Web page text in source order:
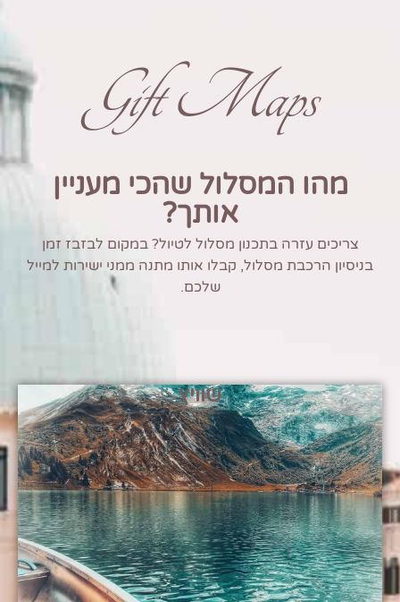
Gift Maps
מהו המסלול שהכי מעניין
אותך?
צריכים עזרה בתכנון מסלול לטיול? במקום לבזבז זמן
בניסיון הרכבת מסלול, קבלו אותו מתנה ממני ישירות למייל
שלכם.
שוויץ